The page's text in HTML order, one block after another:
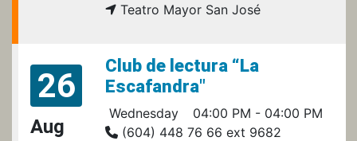
Teatro Mayor San José
26
Aug
Club de lectura “La
Escafandra"
Wednesday
04:00 PM - 04:00 PM
(604) 448 76 66 ext 9682